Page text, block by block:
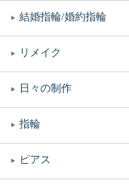
結婚指輪/婚約指輪
リメイク
日々の制作
指輪
ピアス